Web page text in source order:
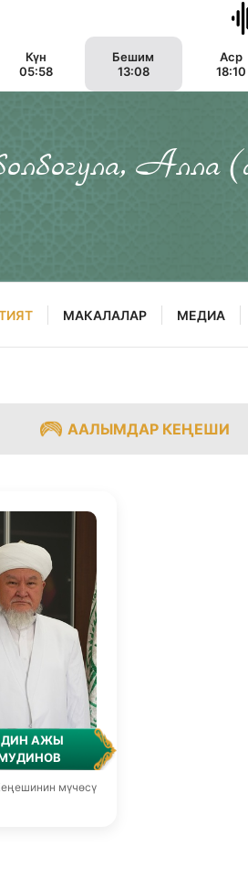
Күн
05:58
Бешим
13:08
Аср
18:10
Алла
МАКАЛАЛАР МЕДИА
ААЛЫМДАР КЕҢЕШИ
АЖЫ
мүчөсү